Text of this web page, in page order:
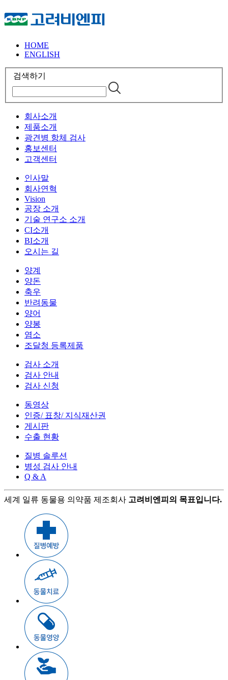
HOME
ENGLISH
검색하기
회사소개
제품소개
광견병 항체 검사
홍보센터
고객센터
인사말
회사연혁
Vision
공장 소개
기술 연구소 소개
CI소개
BI소개
오시는 길
양계
양돈
축우
반려동물
양어
양봉
염소
조달청 등록제품
검사 소개
검사 안내
검사 신청
동영상
인증/ 표창/ 지식재산권
게시판
수출 현황
질병 솔루션
병성 검사 안내
Q & A
세계 일류 동물용 의약품 제조회사 고려비엔피의 목표입니다.